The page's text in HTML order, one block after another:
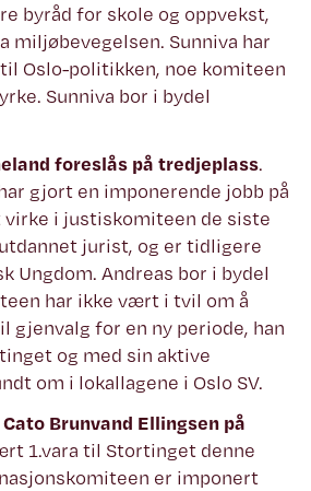
byråd for skole og oppvekst,
miljøbevegelsen. Sunniva har
Oslo-politikken, noe komiteen
Sunniva bor i bydel
foreslås på tredjeplass.
gjort en imponerende jobb på
i justiskomiteen de siste
jurist, og er tidligere
Ungdom. Andreas bor i bydel
har ikke vært i tvil om å
gjenvalg for en ny periode, han
og med sin aktive
om i lokallagene i Oslo SV.
Cato Brunvand Ellingsen på
1.vara til Stortinget denne
er imponert